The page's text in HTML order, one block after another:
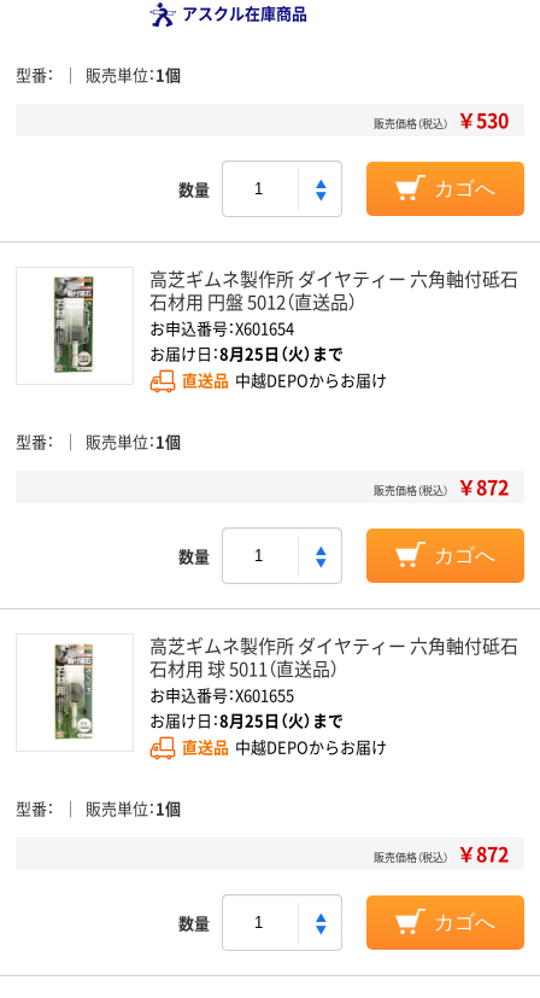
アスクル在庫商品
型番 販売単位 1個
販売価格（税込） ￥530
数量 カゴへ
高芝ギムネ製作所 ダイヤティー 六角軸付砥石
石材用 円盤 5012（直送品）
お申込番号：X601654
お届け日：8月25日（火）まで
直送品 中越DEPOからお届け
型番 販売単位 1個
販売価格（税込） ￥872
数量 カゴへ
高芝ギムネ製作所 ダイヤティー 六角軸付砥石
石材用 球 5011（直送品）
お申込番号：X601655
お届け日：8月25日（火）まで
直送品 中越DEPOからお届け
型番 販売単位 1個
販売価格（税込） ￥872
数量 カゴへ